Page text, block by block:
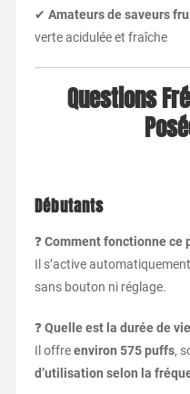
✔ Amateurs de saveurs
verte acidulée et fraîche
Questions
Débutants
❓Comment fonctionne ce
Il s’active
sans bouton ni réglage.
❓Quelle est la durée de
Il offreenviron 575 puffs,
d’utilisation selon la